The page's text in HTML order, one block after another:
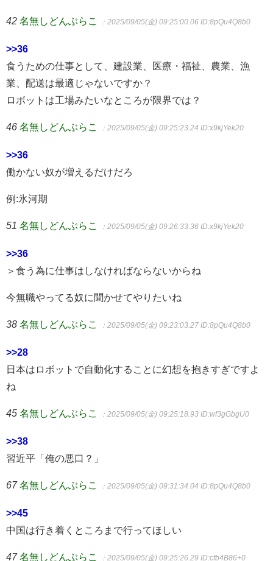
42 名無しどんぶらこ ：2025/09/05(金) 09:25:00.06 ID:8pQu4Q8b0
>>36
食うための仕事として、建設業、医療・福祉、農業、漁
業、配送は最適じゃないですか？
ロボットは工場みたいなところが限界では？
46 名無しどんぶらこ ：2025/09/05(金) 09:25:23.24 ID:x9kjYek20
>>36
働かない奴が増えるだけだろ
例:氷河期
51 名無しどんぶらこ ：2025/09/05(金) 09:26:33.36 ID:x9kjYek20
>>36
＞食う為に仕事はしなければならないからね
今無職やってる奴に聞かせてやりたいね
38 名無しどんぶらこ ：2025/09/05(金) 09:23:03.27 ID:8pQu4Q8b0
>>28
日本はロボットで自動化することに幻想を抱きすぎですよ
ね
45 名無しどんぶらこ ：2025/09/05(金) 09:25:18.93 ID:wf3gGbgU0
>>38
習近平「俺の悪口？」
67 名無しどんぶらこ ：2025/09/05(金) 09:31:34.04 ID:8pQu4Q8b0
>>45
中国は行き着くところまで行ってほしい
47 名無しどんぶらこ ：2025/09/05(金) 09:25:26.29 ID:cfb4B86+0